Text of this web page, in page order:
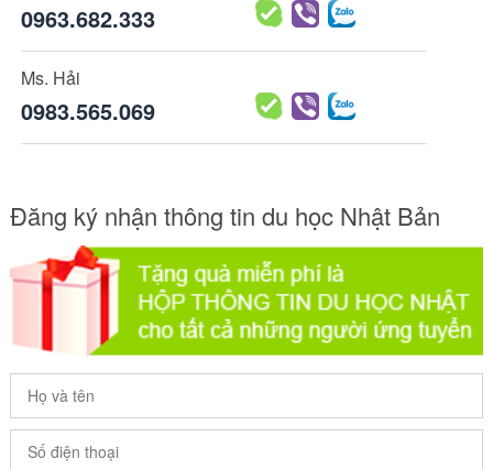
0963.682.333
Ms. Hải
0983.565.069
Đăng ký nhận thông tin du học Nhật Bản